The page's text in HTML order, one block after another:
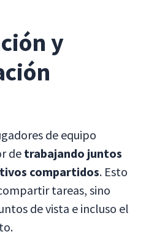
y
de equipo
de trabajando juntos
compartidos. Esto
tareas, sino
de vista e incluso el